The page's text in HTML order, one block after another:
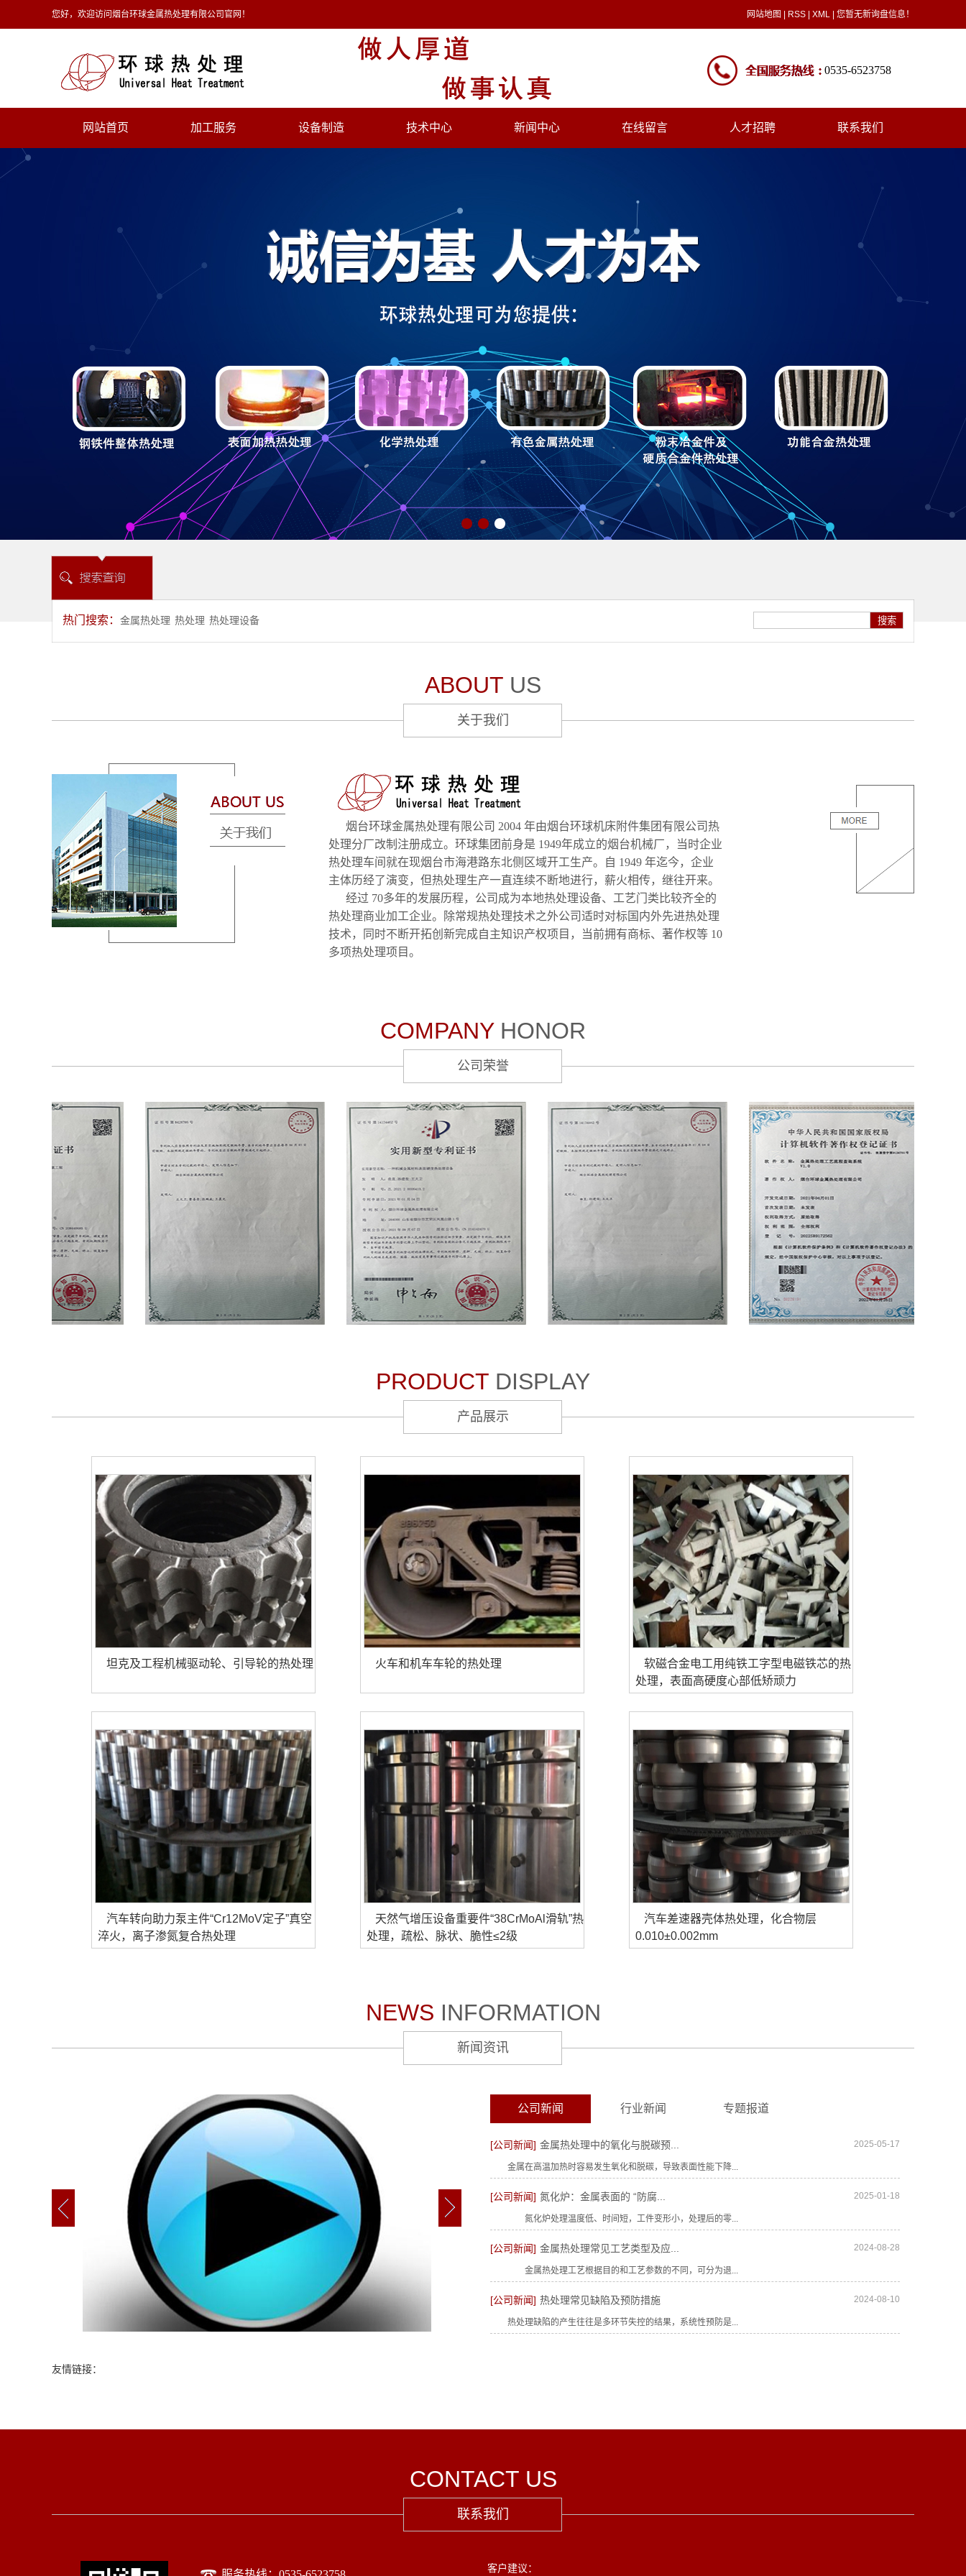
您好，欢迎访问烟台环球金属热处理有限公司官网！ 网站地图 RSS XML 您暂无新询盘信息！
0535-6523758
网站首页 加工服务
焊件热处理
设备制造
喷液淬火设备
技术中心 新闻中心 在线留言 人才招聘 联系我们
1 2 3
热门搜索： 金属热处理 热处理 热处理设备
ABOUT US
关于我们
烟台环球金属热处理有限公司 2004 年由烟台环球机床附件集团有限公司热
处理分厂改制注册成立。环球集团前身是 1949年成立的烟台机械厂，当时企业
热处理车间就在现烟台市海港路东北侧区域开工生产。自 1949 年迄今，企业
主体历经了演变，但热处理生产一直连续不断地进行，薪火相传，继往开来。
经过 70多年的发展历程，公司成为本地热处理设备、工艺门类比较齐全的
热处理商业加工企业。除常规热处理技术之外公司适时对标国内外先进热处理
技术，同时不断开拓创新完成自主知识产权项目，当前拥有商标、著作权等 10
多项热处理项目。
COMPANY HONOR
公司荣誉
PRODUCT DISPLAY
产品展示
坦克及工程机械驱动轮、引导轮的热处理 火车和机车车轮的热处理
软磁合金电工用纯铁工字型电磁铁芯的热
处理，表面高硬度心部低矫顽力
汽车转向助力泵主件“Cr12MoV定子”真空
淬火，离子渗氮复合热处理
天然气增压设备重要件“38CrMoAl滑轨”热
处理，疏松、脉状、脆性≤2级
汽车差速器壳体热处理，化合物层
0.010±0.002mm
NEWS INFORMATION
新闻资讯
公司新闻 行业新闻 专题报道
[公司新闻] 金属热处理中的氧化与脱碳预...
金属在高温加热时容易发生氧化和脱碳，导致表面性能下降...
2025-05-17
[公司新闻] 氮化炉：金属表面的 “防腐...
氮化炉处理温度低、时间短，工件变形小，处理后的零...
2025-01-18
[公司新闻] 金属热处理常见工艺类型及应...
金属热处理工艺根据目的和工艺参数的不同，可分为退...
2024-08-28
[公司新闻] 热处理常见缺陷及预防措施
热处理缺陷的产生往往是多环节失控的结果，系统性预防是...
2024-08-10
友情链接：
CONTACT US
联系我们
客户建议：